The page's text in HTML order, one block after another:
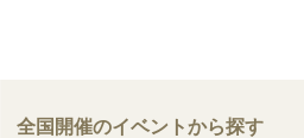
全国開催のイベントから探す